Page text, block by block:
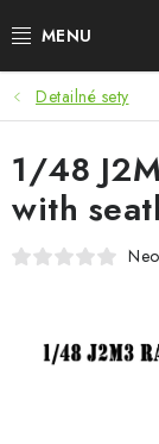
na
BLOG
SUMMER DAYS
WARHAMMER
NOVINKY
Detailné sety
1/48
with